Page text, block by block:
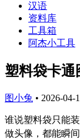
汉语
资料库
工具箱
阿杰小工具
塑料袋卡通
图小兔 • 2026-04-
谁说塑料袋只能
做头像，都能瞬